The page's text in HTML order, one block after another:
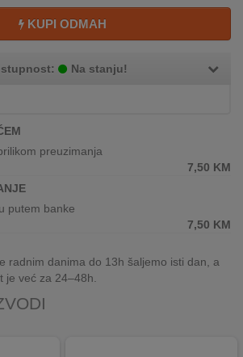
KUPI ODMAH
Na stanju!
preuzimanja
7,50 KM
putem banke
7,50 KM
radnim danima do 13h šaljemo isti dan, a
je već za 24–48h.